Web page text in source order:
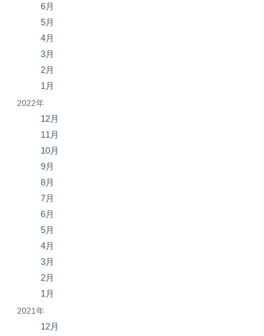
6月
5月
4月
3月
2月
1月
2022年
12月
11月
10月
9月
8月
7月
6月
5月
4月
3月
2月
1月
2021年
12月